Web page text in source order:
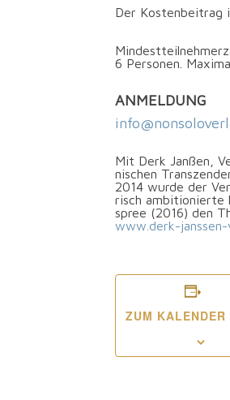
Der Kostenbeitrag
6 Per­so­nen.
ANMELDUNG
Mit Derk Jan­ßen,
ni­schen
2014 wur­de der
risch ambi­tio­nier­te
spree (2016) den
www.derk-janssen-
ZUM KALENDER